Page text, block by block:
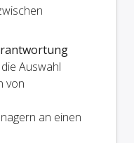
Auswahl
von
an einen